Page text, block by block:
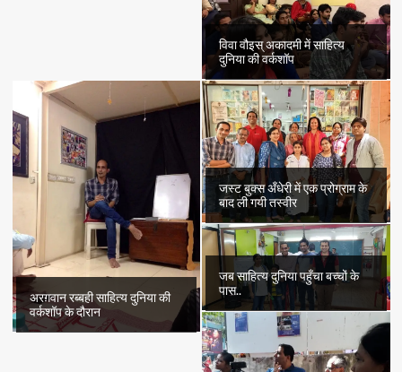
विवा वौइस् अकादमी में साहित्य
दुनिया की वर्कशॉप
अरग़वान रब्बही साहित्य दुनिया की
वर्कशॉप के दौरान
जस्ट बुक्स अँधेरी में एक प्रोग्राम के
बाद ली गयी तस्वीर
जब साहित्य दुनिया पहुँचा बच्चों के
पास..